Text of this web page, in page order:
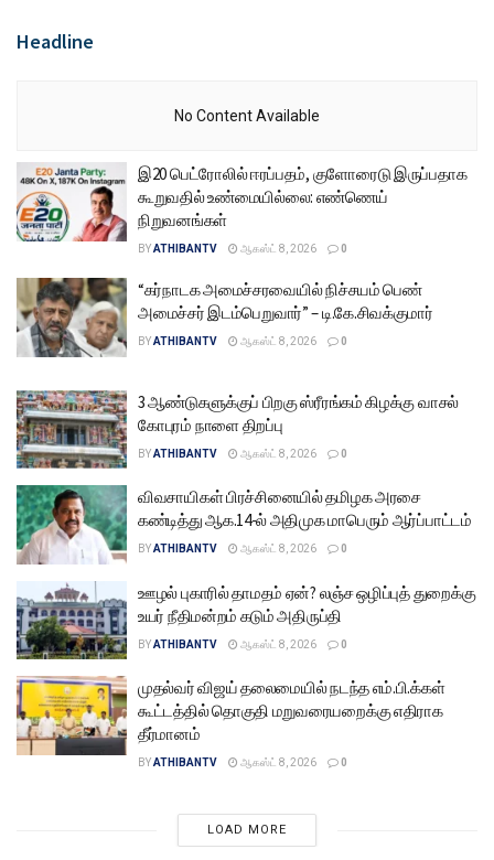
Headline
No Content Available
இ20 பெட்ரோலில் ஈரப்பதம், குளோரைடு இருப்பதாக
கூறுவதில் உண்மையில்லை: எண்ணெய்
நிறுவனங்கள்
BYATHIBANTV ஆகஸ்ட் 8, 2026 0
“கர்நாடக அமைச்சரவையில் நிச்சயம் பெண்
அமைச்சர் இடம்பெறுவார்” – டி.கே.சிவக்குமார்
BYATHIBANTV ஆகஸ்ட் 8, 2026 0
3 ஆண்டுகளுக்குப் பிறகு ஸ்ரீரங்கம் கிழக்கு வாசல்
கோபுரம் நாளை திறப்பு
BYATHIBANTV ஆகஸ்ட் 8, 2026 0
விவசாயிகள் பிரச்சினையில் தமிழக அரசை
கண்டித்து ஆக.14-ல் அதிமுக மாபெரும் ஆர்ப்பாட்டம்
BYATHIBANTV ஆகஸ்ட் 8, 2026 0
ஊழல் புகாரில் தாமதம் ஏன்? லஞ்ச ஒழிப்புத் துறைக்கு
உயர் நீதிமன்றம் கடும் அதிருப்தி
BYATHIBANTV ஆகஸ்ட் 8, 2026 0
முதல்வர் விஜய் தலைமையில் நடந்த எம்.பி.க்கள்
கூட்டத்தில் தொகுதி மறுவரையறைக்கு எதிராக
தீர்மானம்
BYATHIBANTV ஆகஸ்ட் 8, 2026 0
LOAD MORE